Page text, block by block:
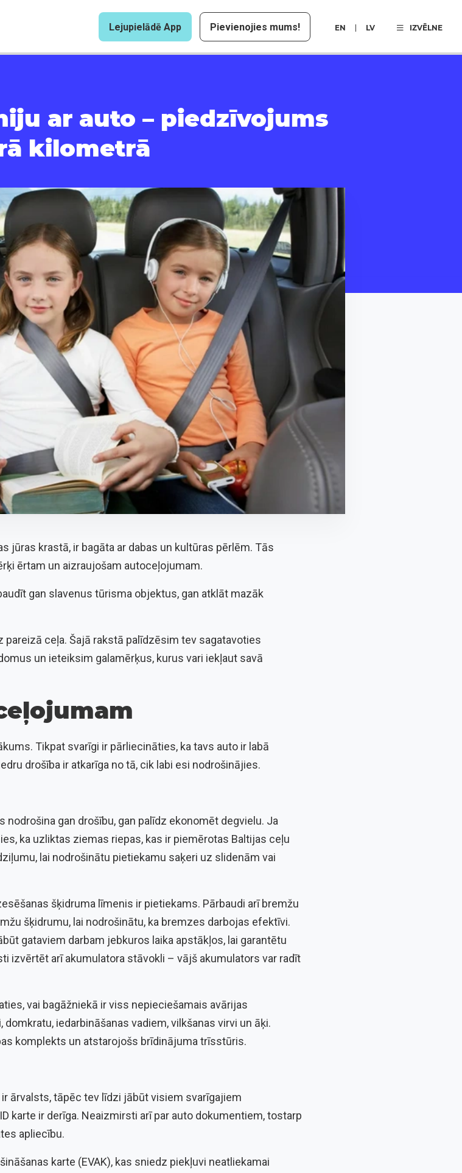
Lejupielādē App Pievienojies mums! EN LV IZVĒLNE
ar auto – piedzīvojums
kilometrā
jūras krastā, ir bagāta ar dabas un kultūras pērlēm. Tās
ērtam un aizraujošam autoceļojumam.
gan slavenus tūrisma objektus, gan atklāt mazāk
ceļa. Šajā rakstā palīdzēsim tev sagatavoties
un ieteiksim galamērķus, kurus vari iekļaut savā
Tikpat svarīgi ir pārliecināties, ka tavs auto ir labā
drošība ir atkarīga no tā, cik labi esi nodrošinājies.
gan drošību, gan palīdz ekonomēt degvielu. Ja
ka uzliktas ziemas riepas, kas ir piemērotas Baltijas ceļu
lai nodrošinātu pietiekamu saķeri uz slidenām vai
šķidruma līmenis ir pietiekams. Pārbaudi arī bremžu
šķidrumu, lai nodrošinātu, ka bremzes darbojas efektīvi.
gataviem darbam jebkuros laika apstākļos, lai garantētu
izvērtēt arī akumulatora stāvokli – vājš akumulators var radīt
vai bagāžniekā ir viss nepieciešamais avārijas
iedarbināšanas vadiem, vilkšanas virvi un āķi.
komplekts un atstarojošs brīdinājuma trīsstūris.
ārvalsts, tāpēc tev līdzi jābūt visiem svarīgajiem
karte ir derīga. Neaizmirsti arī par auto dokumentiem, tostarp
apliecību.
karte (EVAK), kas sniedz piekļuvi neatliekamai